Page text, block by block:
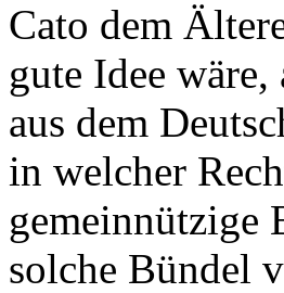
Cato dem
gute Idee
aus dem
in welcher
gemeinnützige
solche Bündel